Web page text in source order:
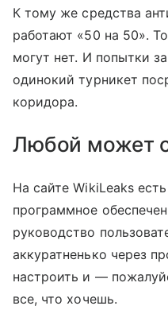
К тому же средства
работают «50 на 50».
могут нет. И попытки
одинокий турникет
коридора.
Любой может
На сайте WikiLeaks
программное
руководство
аккуратненько через
настроить и —
все, что хочешь.